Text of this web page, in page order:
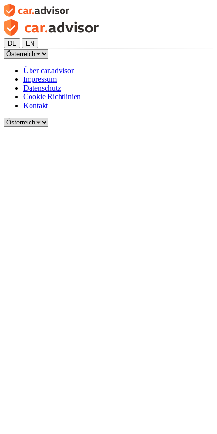
DE | EN
Über car.advisor
Impressum
Datenschutz
Cookie Richtlinien
Kontakt